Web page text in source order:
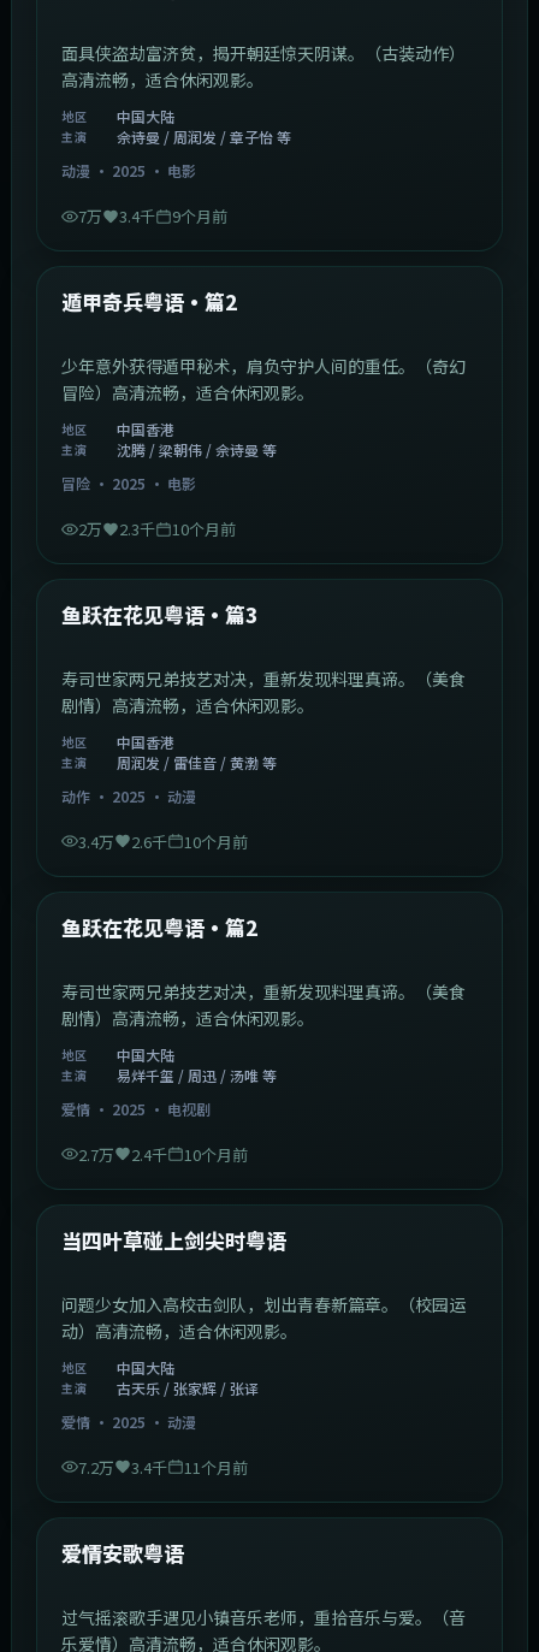
面具侠盗劫富济贫，揭开朝廷惊天阴谋。（古装动作）
高清流畅，适合休闲观影。
地区 中国大陆
主演
佘诗曼 / 周润发 / 章子怡 等
动漫 · 2025 · 电影
7万 3.4千 9个月前
最新
遁甲奇兵粤语·篇2
少年意外获得遁甲秘术，肩负守护人间的重任。（奇幻
冒险）高清流畅，适合休闲观影。
地区 中国香港
主演
沈腾 / 梁朝伟 / 佘诗曼 等
冒险· 2025 · 电影
2万 2.3千 10个月前
最新
鱼跃在花见粤语·篇3
寿司世家两兄弟技艺对决，重新发现料理真谛。（美食
剧情）高清流畅，适合休闲观影。
地区 中国香港
主演
周润发 / 雷佳音 / 黄渤 等
动作· 2025 · 动漫
3.4万 2.6千 10个月前
最新
鱼跃在花见粤语·篇2
寿司世家两兄弟技艺对决，重新发现料理真谛。（美食
剧情）高清流畅，适合休闲观影。
地区 中国大陆
主演
易烊千玺 / 周迅 / 汤唯 等
爱情· 2025 · 电视剧
2.7万 2.4千 10个月前
最新
当四叶草碰上剑尖时粤语
问题少女加入高校击剑队，划出青春新篇章。（校园运
动）高清流畅，适合休闲观影。
地区 中国大陆
主演
古天乐 / 张家辉 / 张译
爱情· 2025 · 动漫
7.2万 3.4千 11个月前
最新
爱情安歌粤语
过气摇滚歌手遇见小镇音乐老师，重拾音乐与爱。（音
乐爱情）高清流畅，适合休闲观影。